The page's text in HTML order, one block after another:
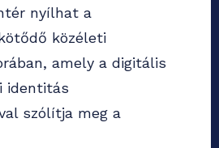
nyílhat a
közéleti
amely a digitális
identitás
szólítja meg a